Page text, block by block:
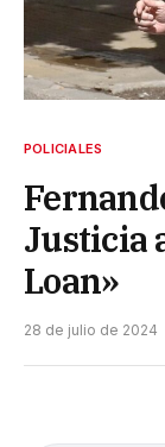
POLICIALES
Justicia
Loan»
28 de julio de 2024